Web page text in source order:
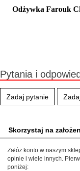
Odżywka Farouk
Pytania i
Zadaj pytanie
Skorzystaj na
Załóż konto w naszym
opinie i wiele innych.
poniżej: